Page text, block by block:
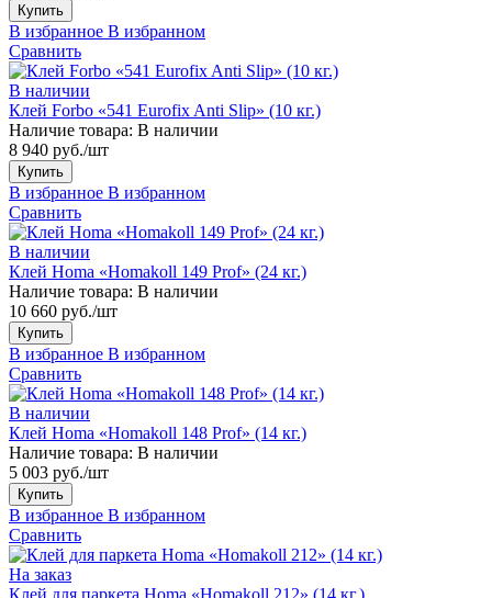
Купить
В избранное В избранном
Сравнить
В наличии
Клей Forbo «541 Eurofix Anti Slip» (10 кг.)
Наличие товара: В наличии
8 940 руб./шт
Купить
В избранное В избранном
Сравнить
В наличии
Клей Homa «Homakoll 149 Prof» (24 кг.)
Наличие товара: В наличии
10 660 руб./шт
Купить
В избранное В избранном
Сравнить
В наличии
Клей Homa «Homakoll 148 Prof» (14 кг.)
Наличие товара: В наличии
5 003 руб./шт
Купить
В избранное В избранном
Сравнить
На заказ
Клей для паркета Homa «Homakoll 212» (14 кг.)